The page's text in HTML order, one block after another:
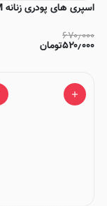
اسپری های پودری زنانه STORM
۶۷۰٫۰۰۰
۵۲۰٫۰۰۰تومان